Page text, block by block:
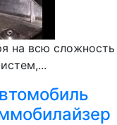
на всю сложность